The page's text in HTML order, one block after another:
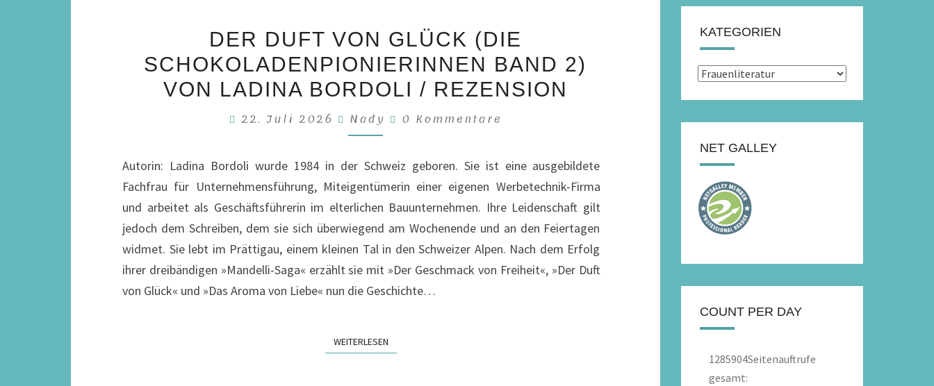
DUFT
VON
GLÜCK
SCHOKOLADENPIONIERINNEN
2)
VON
LADINA
BORDOLI
/
REZENSION
DER DUFT VON GLÜCK (DIE
SCHOKOLADENPIONIERINNEN BAND 2)
VON LADINA BORDOLI / REZENSION
22. Juli 2026 Nady Kommentare
0 Kommentare
Autorin: Ladina Bordoli wurde 1984 in der Schweiz geboren. Sie ist eine ausgebildete
Fachfrau für Unternehmensführung, Miteigentümerin einer eigenen Werbetechnik-Firma
und arbeitet als Geschäftsführerin im elterlichen Bauunternehmen. Ihre Leidenschaft gilt
jedoch dem Schreiben, dem sie sich überwiegend am Wochenende und an den Feiertagen
widmet. Sie lebt im Prättigau, einem kleinen Tal in den Schweizer Alpen. Nach dem Erfolg
ihrer dreibändigen »Mandelli-Saga« erzählt sie mit »Der Geschmack von Freiheit«, »Der Duft
von Glück« und »Das Aroma von Liebe« nun die Geschichte…
WEITERLESEN
KATEGORIEN
Kategorien
NET GALLEY
COUNT PER DAY
1285904Seitenauftrufe
gesamt: